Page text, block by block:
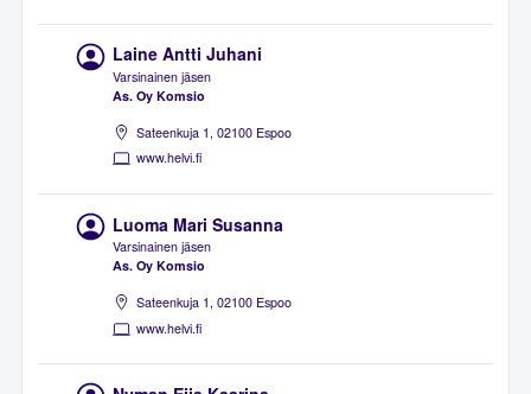
Laine Antti Juhani
Varsinainen jäsen
As. Oy Komsio
Sateenkuja 1, 02100 Espoo
www.helvi.fi
Luoma Mari Susanna
Varsinainen jäsen
As. Oy Komsio
Sateenkuja 1, 02100 Espoo
www.helvi.fi